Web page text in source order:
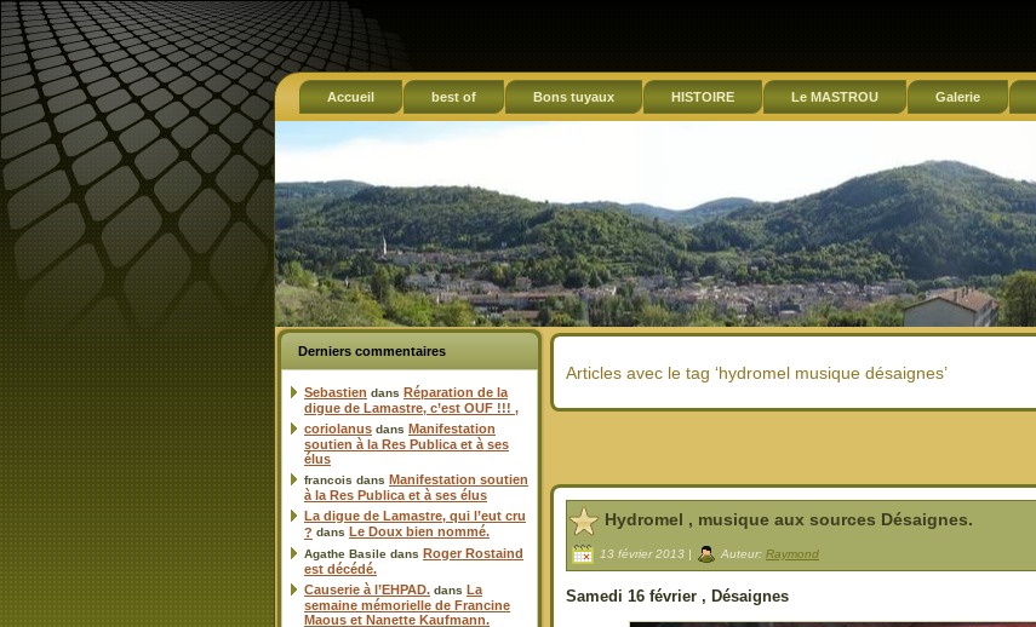
Accueil best of Bons tuyaux HISTOIRE Le MASTROU Galerie
Derniers commentaires
Sebastien dans Réparation de la
digue de Lamastre, c’est OUF !!! ,
coriolanus dans Manifestation
soutien à la Res Publica et à ses
élus
francois dans Manifestation soutien
à la Res Publica et à ses élus
La digue de Lamastre, qui l’eut cru
? dans Le Doux bien nommé.
Agathe Basile dans Roger Rostaind
est décédé.
Causerie à l’EHPAD. dans La
semaine mémorielle de Francine
Maous et Nanette Kaufmann.
Articles avec le tag ‘hydromel musique désaignes’
Hydromel , musique aux sources Désaignes.
13 février 2013 | Auteur: Raymond
Samedi 16 février , Désaignes